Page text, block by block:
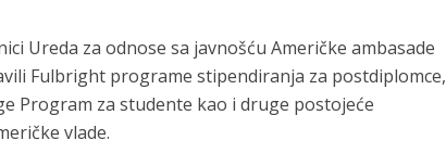
Ureda za odnose sa javnošću Američke ambasade
Fulbright programe stipendiranja za postdiplomce,
Program za studente kao i druge postojeće
vlade.